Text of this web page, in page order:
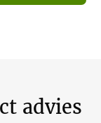
advies